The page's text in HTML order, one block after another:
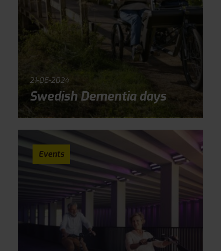
21-05-2024
Swedish Dementia days
Events